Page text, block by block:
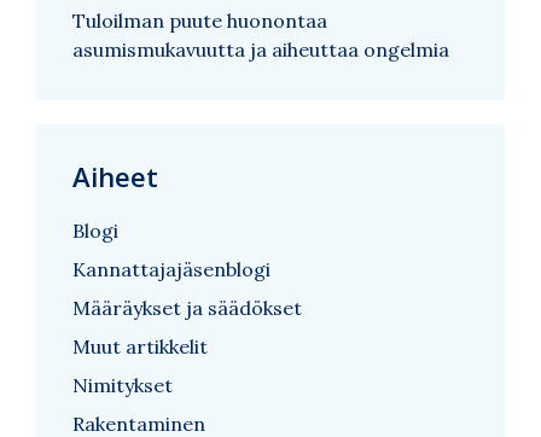
Tuloilman puute huonontaa
asumismukavuutta ja aiheuttaa ongelmia
Aiheet
Blogi
Kannattajajäsenblogi
Määräykset ja säädökset
Muut artikkelit
Nimitykset
Rakentaminen